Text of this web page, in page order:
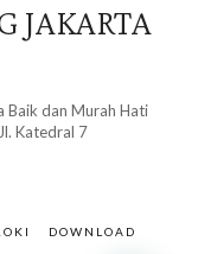
JAKARTA
Baik dan Murah Hati
Katedral 7
DOWNLOAD